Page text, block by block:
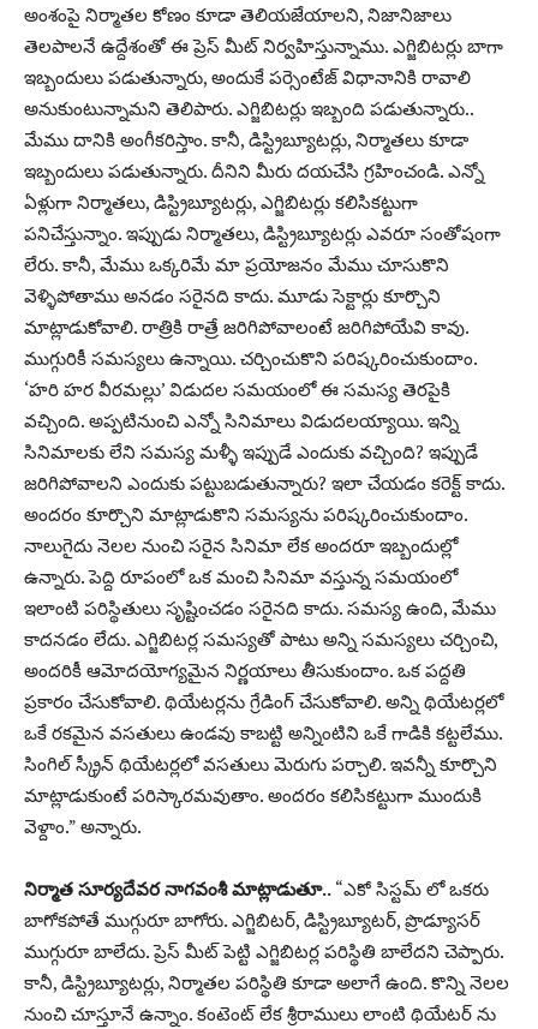
అంశంపై నిర్మాతల కోణం కూడా తెలియజేయాలని, నిజానిజాలు
తెలపాలనే ఉద్దేశంతో ఈ ప్రెస్ మీట్ నిర్వహిస్తున్నాము. ఎగ్జిబిటర్లు బాగా
ఇబ్బందులు పడుతున్నారు, అందుకే పర్సెంటేజ్ విధానానికి రావాలి
అనుకుంటున్నామని తెలిపారు. ఎగ్జిబిటర్లు ఇబ్బంది పడుతున్నారు..
మేము దానికి అంగీకరిస్తాం. కానీ, డిస్ట్రిబ్యూటర్లు, నిర్మాతలు కూడా
ఇబ్బందులు పడుతున్నారు. దీనిని మీరు దయచేసి గ్రహించండి. ఎన్నో
ఏళ్లుగా నిర్మాతలు, డిస్ట్రిబ్యూటర్లు, ఎగ్జిబిటర్లు కలిసికట్టుగా
పనిచేస్తున్నాం. ఇప్పుడు నిర్మాతలు, డిస్ట్రిబ్యూటర్లు ఎవరూ సంతోషంగా
లేరు. కానీ, మేము ఒక్కరిమే మా ప్రయోజనం మేము చూసుకొని
వెళ్ళిపోతాము అనడం సరైనది కాదు. మూడు సెక్టార్లు కూర్చొని
మాట్లాడుకోవాలి. రాత్రికి రాత్రే జరిగిపోవాలంటే జరిగిపోయేవి కావు.
ముగ్గురికీ సమస్యలు ఉన్నాయి. చర్చించుకొని పరిష్కరించుకుందాం.
‘హరి హర వీరమల్లు’ విడుదల సమయంలో ఈ సమస్య తెరపైకి
వచ్చింది. అప్పటినుంచి ఎన్నో సినిమాలు విడుదలయ్యాయి. ఇన్ని
సినిమాలకు లేని సమస్య మళ్ళీ ఇప్పుడే ఎందుకు వచ్చింది? ఇప్పుడే
జరిగిపోవాలని ఎందుకు పట్టుబడుతున్నారు? ఇలా చేయడం కరెక్ట్ కాదు.
అందరం కూర్చొని మాట్లాడుకొని సమస్యను పరిష్కరించుకుందాం.
నాలుగైదు నెలల నుంచి సరైన సినిమా లేక అందరూ ఇబ్బందుల్లో
ఉన్నారు. పెద్ది రూపంలో ఒక మంచి సినిమా వస్తున్న సమయంలో
ఇలాంటి పరిస్థితులు సృష్టించడం సరైనది కాదు. సమస్య ఉంది, మేము
కాదనడం లేదు. ఎగ్జిబిటర్ల సమస్యతో పాటు అన్ని సమస్యలు చర్చించి,
అందరికీ ఆమోదయోగ్యమైన నిర్ణయాలు తీసుకుందాం. ఒక పద్దతి
ప్రకారం చేసుకోవాలి. థియేటర్లను గ్రేడింగ్ చేసుకోవాలి. అన్ని థియేటర్లలో
ఒకే రకమైన వసతులు ఉండవు కాబట్టి అన్నింటిని ఒకే గాడికి కట్టలేము.
సింగిల్ స్క్రీన్ థియేటర్లలో వసతులు మెరుగు పర్చాలి. ఇవన్నీ కూర్చొని
మాట్లాడుకుంటే పరిస్కారమవుతాం. అందరం కలిసికట్టుగా ముందుకి
వెళ్దాం.” అన్నారు.
నిర్మాత సూర్యదేవర నాగవంశీ మాట్లాడుతూ.. “ఎకో సిస్టమ్ లో ఒకరు
బాగోకపోతే ముగ్గురూ బాగోరు. ఎగ్జిబిటర్, డిస్ట్రిబ్యూటర్, ప్రొడ్యూసర్
ముగ్గురూ బాలేదు. ప్రెస్ మీట్ పెట్టి ఎగ్జిబిటర్ల పరిస్థితి బాలేదని చెప్పారు.
కానీ, డిస్ట్రిబ్యూటర్లు, నిర్మాతల పరిస్థితి కూడా అలాగే ఉంది. కొన్ని నెలల
నుంచి చూస్తూనే ఉన్నాం. కంటెంట్ లేక శ్రీరాములు లాంటి థియేటర్ ను